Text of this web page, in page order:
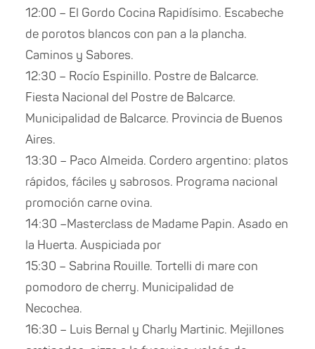
12:00 – El Gordo Cocina Rapidísimo. Escabeche
de porotos blancos con pan a la plancha.
Caminos y Sabores.
12:30 – Rocío Espinillo. Postre de Balcarce.
Fiesta Nacional del Postre de Balcarce.
Municipalidad de Balcarce. Provincia de Buenos
Aires.
13:30 – Paco Almeida. Cordero argentino: platos
rápidos, fáciles y sabrosos. Programa nacional
promoción carne ovina.
14:30 –Masterclass de Madame Papin. Asado en
la Huerta. Auspiciada por
15:30 – Sabrina Rouille. Tortelli di mare con
pomodoro de cherry. Municipalidad de
Necochea.
16:30 – Luis Bernal y Charly Martinic. Mejillones